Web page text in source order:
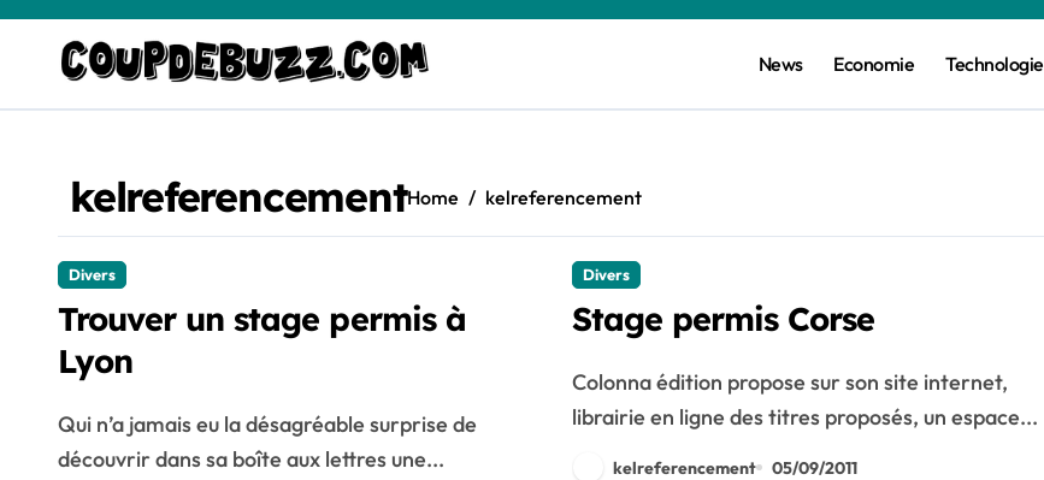
content
News Economie Technologie
kelreferencementHome kelreferencement
Divers
Trouver un stage permis à
Lyon
Qui n’a jamais eu la désagréable surprise de
découvrir dans sa boîte aux lettres une...
Divers
Stage permis Corse
Colonna édition propose sur son site internet,
librairie en ligne des titres proposés, un espace...
kelreferencement 05/09/2011